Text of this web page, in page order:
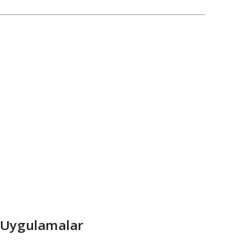
Uygulamalar